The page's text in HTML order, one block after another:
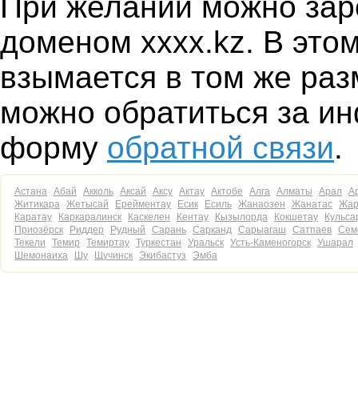
доменом хххх.kz. В
взымается в том же
можно обратиться за
форму обратной связи.
Астана Абай Акколь Аксай Аксу Актау Актобе Алга Алматы Арал
Житикара Жетысай Ерейментау Есик Есиль Жанаозен Жанатас
Каратау
Каркаралинск Каскелен Кентау Кызылорда Кокшетау
Приозёрск
Риддер Рудный Сарань Сарканд Сарыагаш Сатпаев
Текели
Темир Темиртау Туркестан Уральск Усть-Каменогорск Ушарал
Шемонаиха
Шу Щучинск Экибастуз Эмба